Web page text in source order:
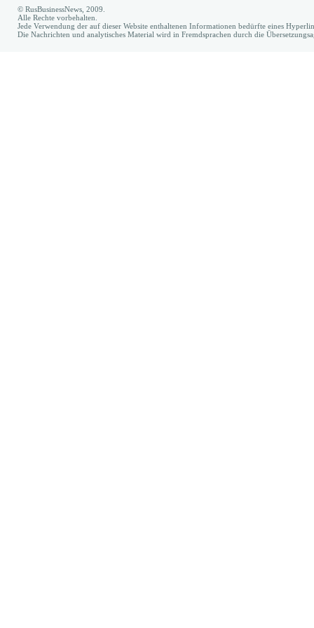
© RusBusinessNews, 2009.
Alle Rechte vorbehalten.
Jede Verwendung der auf dieser Website enthaltenen Informationen bedürfte eines
Die Nachrichten und analytisches Material wird in Fremdsprachen durch die